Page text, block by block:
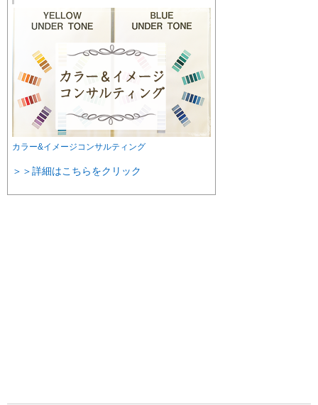
カラー&イメージコンサルティング
＞＞詳細はこちらをクリック